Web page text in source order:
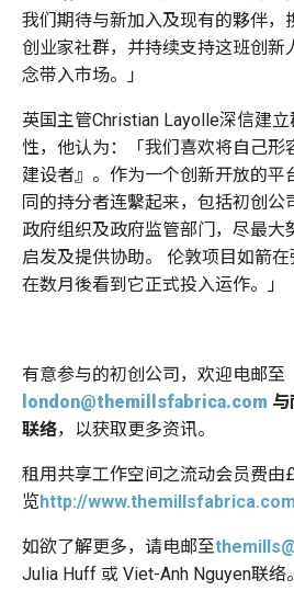
我们期待与新加入及现有的夥伴，
创业家社群，并持续支持这班创新
念带入市场。」
英国主管Christian Layolle深信建
性，他认为：「我们喜欢将自己形
建设者』。作为一个创新开放的平
同的持分者连繫起来，包括初创公
政府组织及政府监管部门，尽最大
启发及提供协助。 伦敦项目如箭
在数月後看到它正式投入运作。」
有意参与的初创公司，欢迎电邮至
london@themillsfabrica.com 与
联络，以获取更多资讯。
租用共享工作空间之流动会员费由
览 http://
如欲了解更多，请电邮至
Julia Huff 或 Viet-Anh Nguyen联络。